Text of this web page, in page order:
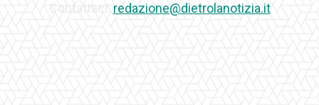
redazione@dietrolanotizia.it